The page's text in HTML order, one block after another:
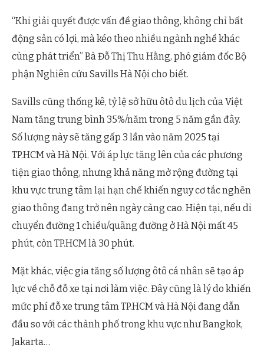
“Khi giải quyết được vấn đề giao thông, không chỉ bất
động sản có lợi, mà kéo theo nhiều ngành nghề khác
cùng phát triển” Bà Đỗ Thị Thu Hằng, phó giám đốc Bộ
phận Nghiên cứu Savills Hà Nội cho biết.
Savills cũng thống kê, tỷ lệ sở hữu ôtô du lịch của Việt
Nam tăng trung bình 35%/năm trong 5 năm gần đây.
Số lượng này sẽ tăng gấp 3 lần vào năm 2025 tại
TP.HCM và Hà Nội. Với áp lực tăng lên của các phương
tiện giao thông, nhưng khả năng mở rộng đường tại
khu vực trung tâm lại hạn chế khiến nguy cơ tắc nghẽn
giao thông đang trở nên ngày càng cao. Hiện tại, nếu di
chuyển đường 1 chiều/quãng đường ở Hà Nội mất 45
phút, còn TP.HCM là 30 phút.
Mặt khác, việc gia tăng số lượng ôtô cá nhân sẽ tạo áp
lực về chỗ đỗ xe tại nơi làm việc. Đây cũng là lý do khiến
mức phí đỗ xe trung tâm TP.HCM và Hà Nội đang dẫn
đầu so với các thành phố trong khu vực như Bangkok,
Jakarta…